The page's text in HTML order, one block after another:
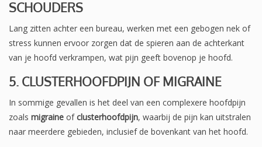
SCHOUDERS
Lang zitten achter een bureau, werken met een gebogen nek of
stress kunnen ervoor zorgen dat de spieren aan de achterkant
van je hoofd verkrampen, wat pijn geeft bovenop je hoofd.
5. CLUSTERHOOFDPIJN OF MIGRAINE
In sommige gevallen is het deel van een complexere hoofdpijn
zoals migraine ofclusterhoofdpijn, waarbij de pijn kan uitstralen
naar meerdere gebieden, inclusief de bovenkant van het hoofd.